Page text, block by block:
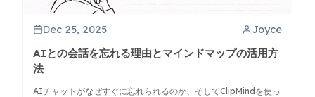
Dec 25, 2025 Joyce
AIとの会話を忘れる理由とマインドマップの活用方
法
AIチャットがなぜすぐに忘れられるのか、そしてClipMindを使っ